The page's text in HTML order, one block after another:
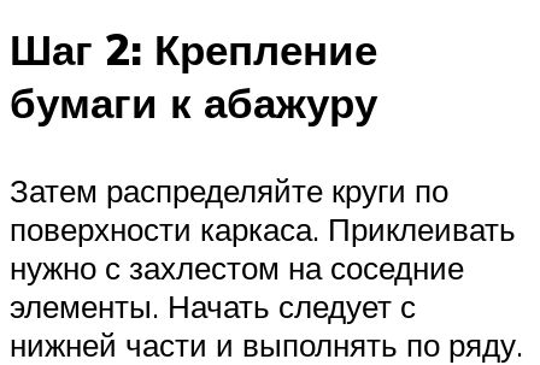
Шаг 2: Крепление
бумаги к абажуру
Затем распределяйте круги по
поверхности каркаса. Приклеивать
нужно с захлестом на соседние
элементы. Начать следует с
нижней части и выполнять по ряду.